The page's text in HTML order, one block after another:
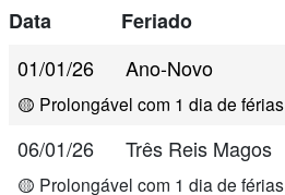
Data Feriado
01/01/26
Ano-Novo
🟡 Prolongável com 1 dia de férias
06/01/26 Três Reis Magos
🟡 Prolongável com 1 dia de férias